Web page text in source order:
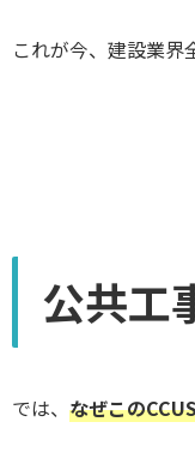
これが今、建設業界
公共工
では、 なぜこの